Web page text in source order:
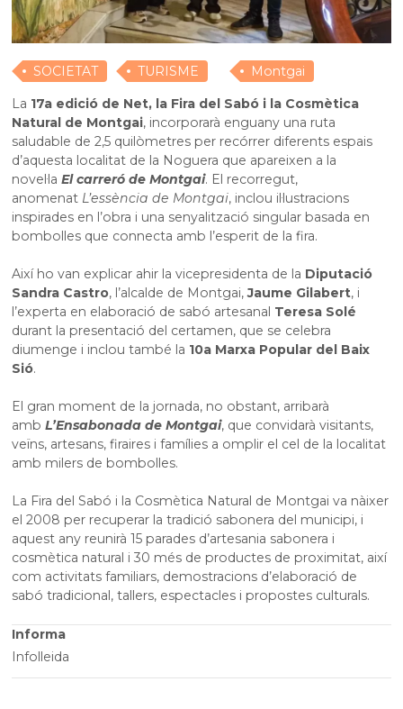
SOCIETAT TURISME
Montgai
La 17a edició de Net, la Fira del Sabó i la Cosmètica
Natural de Montgai, incorporarà enguany una ruta
saludable de 2,5 quilòmetres per recórrer diferents espais
d’aquesta localitat de la Noguera que apareixen a la
novel·la El carreró de Montgai. El recorregut,
anomenat L’essència de Montgai, inclou il·lustracions
inspirades en l’obra i una senyalització singular basada en
bombolles que connecta amb l’esperit de la fira.
Així ho van explicar ahir la vicepresidenta de la Diputació
Sandra Castro, l’alcalde de Montgai,Jaume Gilabert, i
l’experta en elaboració de sabó artesanal Teresa Solé
durant la presentació del certamen, que se celebra
diumenge i inclou també la 10a Marxa Popular del Baix
Sió.
El gran moment de la jornada, no obstant, arribarà
amb L’Ensabonada de Montgai, que convidarà visitants,
veïns, artesans, firaires i famílies a omplir el cel de la localitat
amb milers de bombolles.
La Fira del Sabó i la Cosmètica Natural de Montgai va nàixer
el 2008 per recuperar la tradició sabonera del municipi, i
aquest any reunirà 15 parades d’artesania sabonera i
cosmètica natural i 30 més de productes de proximitat, així
com activitats familiars, demostracions d’elaboració de
sabó tradicional, tallers, espectacles i propostes culturals.
Informa
Infolleida